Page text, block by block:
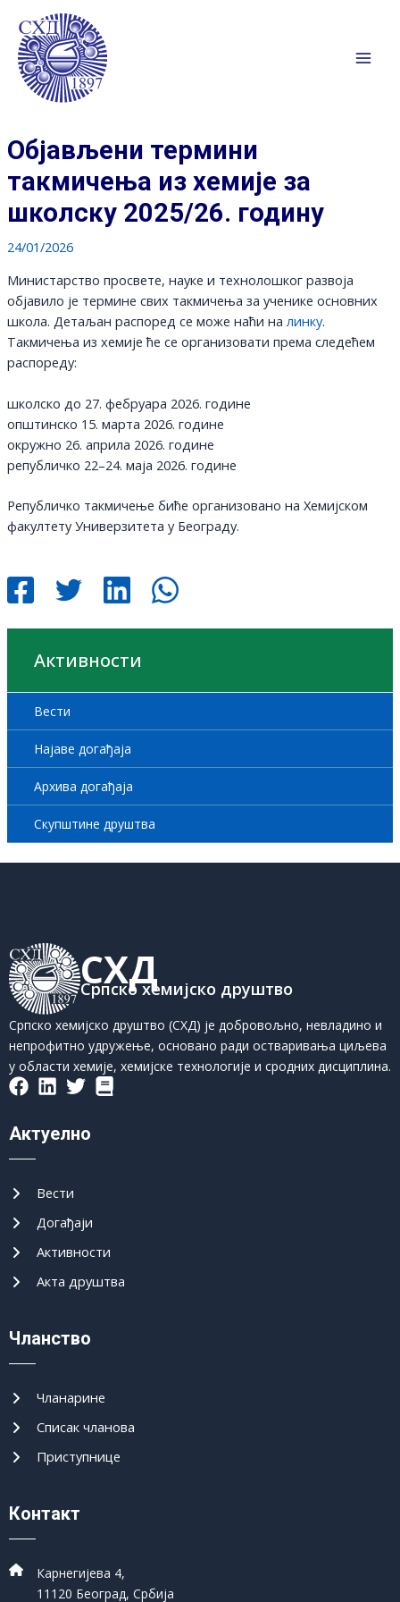
садржај
Активности
Вести
Најаве догађаја
Архива догађаја
Скупштине друштва
Објављени термини
такмичења из хемије за
школску 2025/26. годину
24/01/2026
Министарство просвете, науке и технолошког развоја
објавило је термине свих такмичења за ученике основних
школа. Детаљан распоред се може наћи на линку.
Такмичења из хемије ће се организовати према следећем
распореду:
школско до 27. фебруара 2026. године
општинско 15. марта 2026. године
окружно 26. априла 2026. године
републичко 22–24. маја 2026. године
Републичко такмичење биће организовано на Хемијском
факултету Универзитета у Београду.
СХД
Српско хемијско друштво
Српско хемијско друштво (СХД) је добровољно, невладино и
непрофитно удружење, основано ради остваривања циљева
у области хемије, хемијске технологије и сродних дисциплина.
Актуелно
Вести
Догађаји
Активности
Акта друштва
Чланство
Чланарине
Списак чланова
Приступнице
Контакт
Карнегијева 4,
11120 Београд, Србија